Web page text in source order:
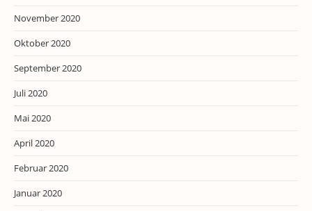
November 2020
Oktober 2020
September 2020
Juli 2020
Mai 2020
April 2020
Februar 2020
Januar 2020